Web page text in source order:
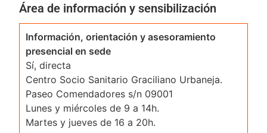
Área de información y sensibilización
Información, orientación y asesoramiento
presencial en sede
Sí, directa
Centro Socio Sanitario Graciliano Urbaneja.
Paseo Comendadores s/n 09001
Lunes y miércoles de 9 a 14h.
Martes y jueves de 16 a 20h.